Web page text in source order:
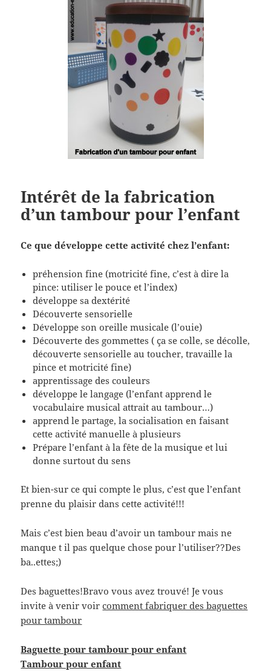
Intérêt de la fabrication
d’un tambour pour l’enfant
Ce que développe cette activité chez l’enfant:
préhension fine (motricité fine, c’est à dire la
pince: utiliser le pouce et l’index)
développe sa dextérité
Découverte sensorielle
Développe son oreille musicale (l’ouie)
Découverte des gommettes ( ça se colle, se décolle,
découverte sensorielle au toucher, travaille la
pince et motricité fine)
apprentissage des couleurs
développe le langage (l’enfant apprend le
vocabulaire musical attrait au tambour…)
apprend le partage, la socialisation en faisant
cette activité manuelle à plusieurs
Prépare l’enfant à la fête de la musique et lui
donne surtout du sens
Et bien-sur ce qui compte le plus, c’est que l’enfant
prenne du plaisir dans cette activité!!!
Mais c’est bien beau d’avoir un tambour mais ne
manque t il pas quelque chose pour l’utiliser??Des
ba..ettes;)
Des baguettes!Bravo vous avez trouvé! Je vous
invite à venir voircomment fabriquer des baguettes
pour tambour
Baguette pour tambour pour enfant
Tambour pour enfant